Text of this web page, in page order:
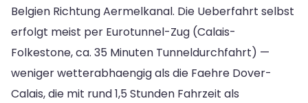
Belgien Richtung Aermelkanal. Die Ueberfahrt selbst
erfolgt meist per Eurotunnel-Zug (Calais-
Folkestone, ca. 35 Minuten Tunneldurchfahrt) —
weniger wetterabhaengig als die Faehre Dover-
Calais, die mit rund 1,5 Stunden Fahrzeit als